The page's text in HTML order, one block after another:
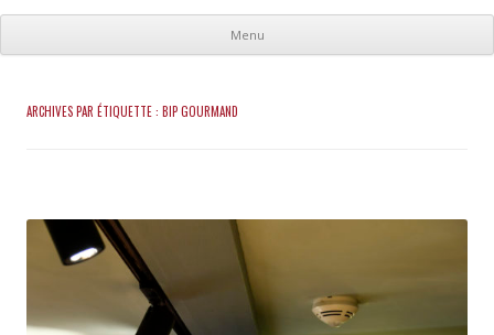
Menu
ARCHIVES PAR ÉTIQUETTE : BIP GOURMAND